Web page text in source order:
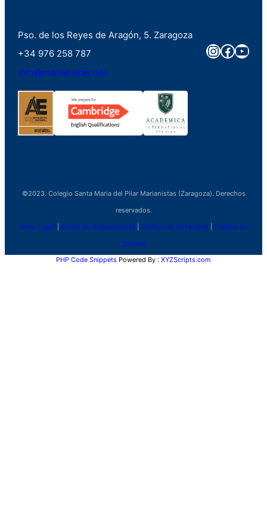
Pso. de los Reyes de Aragón, 5. Zaragoza
+34 976 258 787
info@marianistas.net
©2023. Colegio Santa Maria del Pilar Marianistas (Zaragoza). Derechos
reservados.
Aviso Legal Portal de Transparencia Política de Privacidad Política de
Cookies
PHP Code Snippets Powered By : XYZScripts.com